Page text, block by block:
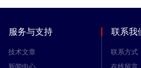
服务与支持
技术文章
联系我
联系方式